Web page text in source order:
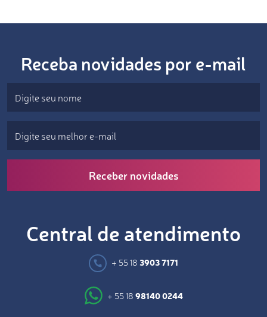
Receba novidades por e-mail
Receber novidades
Central de atendimento
+ 55 18 3903 7171
+ 55 18 98140 0244